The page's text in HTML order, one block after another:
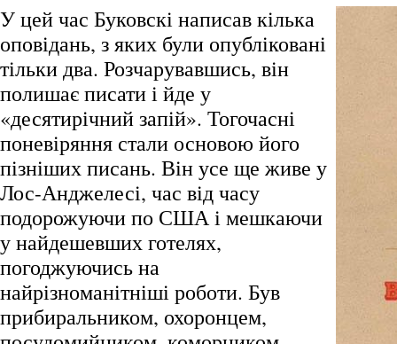
У цей час Буковскі написав кілька
оповідань, з яких були опубліковані
тільки два. Розчарувавшись, він
полишає писати і йде у
«десятирічний запій». Тогочасні
поневіряння стали основою його
пізніших писань. Він усе ще живе у
Лос-Анджелесі, час від часу
подорожуючи по США і мешкаючи
у найдешевших готелях,
погоджуючись на
найрізноманітніші роботи. Був
прибиральником, охоронцем,